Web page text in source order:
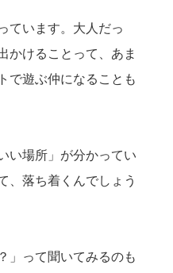
ています。大人だっ
かけることって、あま
で遊ぶ仲になることも
い場所」が分かってい
、落ち着くんでしょう
」って聞いてみるのも